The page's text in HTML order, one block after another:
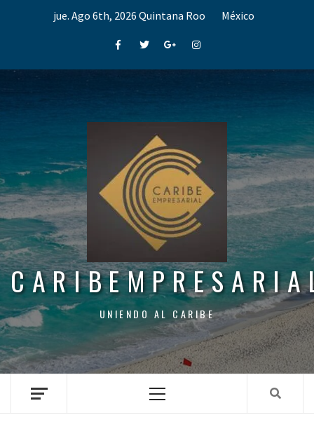
jue. Ago 6th, 2026 Quintana Roo México
FacebookTwitterGoogle+Instagram
UNIENDO AL CARIBE
Menu